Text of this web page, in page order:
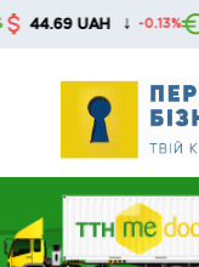
Skip
UAH ↓ -0.13%